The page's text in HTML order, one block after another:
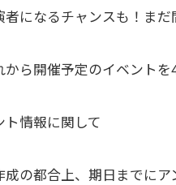
になるチャンスも！まだ
ら開催予定のイベントを
情報に関して
成の都合上、期日までに